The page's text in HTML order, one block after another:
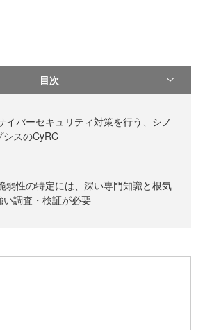
目次
イバーセキュリティ対策を行う、シノ
シスのCyRC
弱性の特定には、深い専門知識と根気
い調査・検証が必要